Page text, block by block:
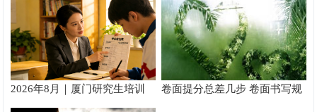
2026年8月｜厦门研究生培训
推荐
卷面提分总差几步 卷面书写规